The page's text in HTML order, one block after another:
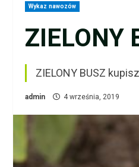
Wykaz nawozów
ZIELONY
ZIELONY BUSZ
admin 4 września, 2019